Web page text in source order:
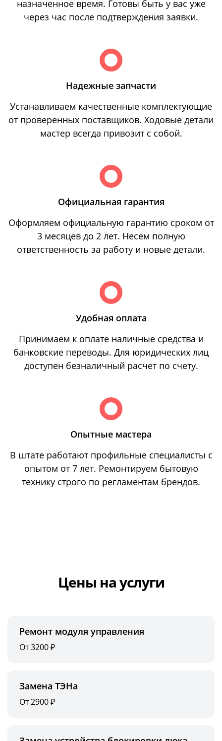
назначенное время. Готовы быть у вас уже
через час после подтверждения заявки.
Надежные запчасти
Устанавливаем качественные комплектующие
от проверенных поставщиков. Ходовые детали
мастер всегда привозит с собой.
Официальная гарантия
Оформляем официальную гарантию сроком от
3 месяцев до 2 лет. Несем полную
ответственность за работу и новые детали.
Удобная оплата
Принимаем к оплате наличные средства и
банковские переводы. Для юридических лиц
доступен безналичный расчет по счету.
Опытные мастера
В штате работают профильные специалисты с
опытом от 7 лет. Ремонтируем бытовую
технику строго по регламентам брендов.
Цены на услуги
Ремонт модуля управления
От 3200 ₽
Замена ТЭНа
От 2900 ₽